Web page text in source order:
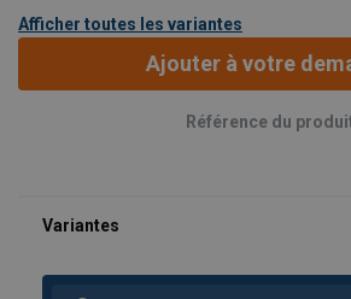
Afficher toutes les variantes
Ajouter à votre
Référence du